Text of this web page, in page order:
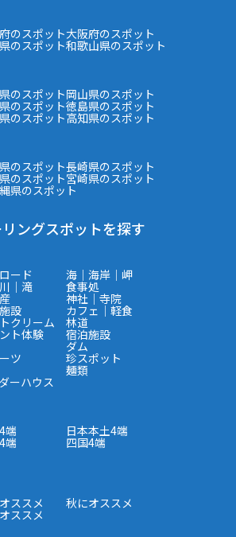
のスポット大阪府のスポット
のスポット和歌山県のスポット
のスポット岡山県のスポット
のスポット徳島県のスポット
のスポット高知県のスポット
のスポット長崎県のスポット
のスポット宮崎県のスポット
県のスポット
ングスポットを探す
ード 海｜海岸｜岬
｜滝 食事処
神社｜寺院
設 カフェ｜軽食
クリーム 林道
ト体験 宿泊施設
ダム
ツ 珍スポット
麺類
ーハウス
端 日本本土4端
端 四国4端
ススメ 秋にオススメ
ススメ